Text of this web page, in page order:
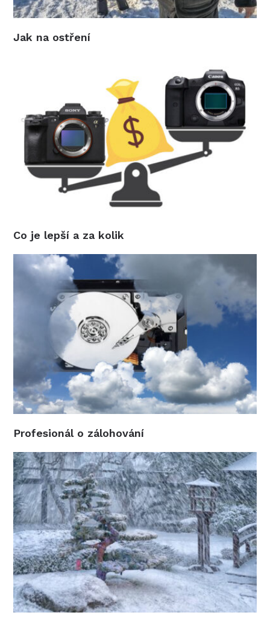
Jak na ostření
Co je lepší a za kolik
Profesionál o zálohování